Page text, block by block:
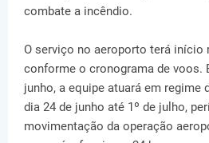
combate a incêndio.
O serviço no aeroporto terá início
conforme o cronograma de voos.
junho, a equipe atuará em regime
dia 24 de junho até 1º de julho,
movimentação da operação